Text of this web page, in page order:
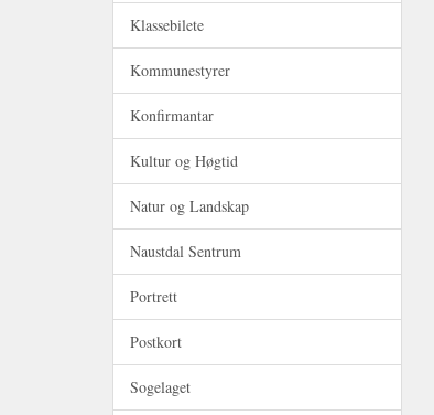
Klassebilete
Kommunestyrer
Konfirmantar
Kultur og Høgtid
Natur og Landskap
Naustdal Sentrum
Portrett
Postkort
Sogelaget